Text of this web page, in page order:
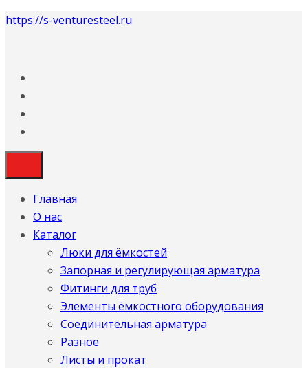
https://s-venturesteel.ru
Главная
О нас
Каталог
Люки для ёмкостей
Запорная и регулирующая арматура
Фитинги для труб
Элементы ёмкостного оборудования
Соединительная арматура
Разное
Листы и прокат